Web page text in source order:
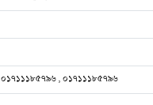
০১৭১১১৮৫৭৯৬ , ০১৭১১১৮৫৭৯৬